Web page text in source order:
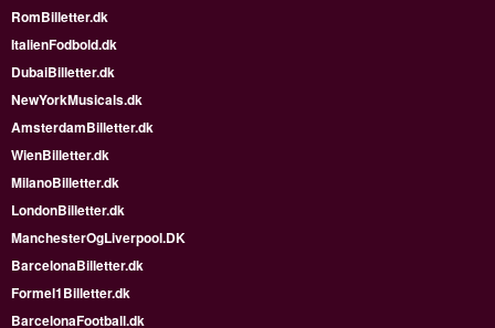
RomBilletter.dk
ItalienFodbold.dk
DubaiBilletter.dk
NewYorkMusicals.dk
AmsterdamBilletter.dk
WienBilletter.dk
MilanoBilletter.dk
LondonBilletter.dk
ManchesterOgLiverpool.DK
BarcelonaBilletter.dk
Formel1Billetter.dk
BarcelonaFootball.dk